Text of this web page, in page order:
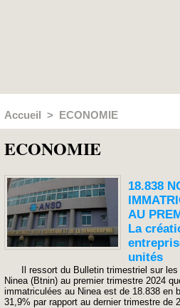
Accueil > ECONOMIE
ECONOMIE
18.838
AU
La
unités
Il ressort du Bulletin trimestriel sur les
Ninea (Btnin) au premier trimestre 2024
immatriculées au Ninea est de 18.838 en
31,9% par rapport au dernier trimestre de